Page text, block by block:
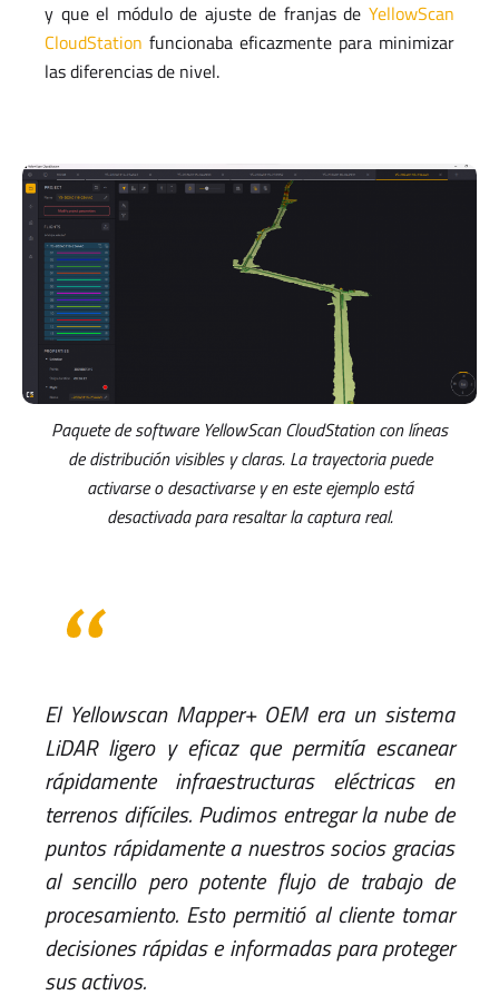
y que el módulo de ajuste de franjas de YellowScan
CloudStation funcionaba eficazmente para minimizar
las diferencias de nivel.
Paquete de software YellowScan CloudStation con líneas
de distribución visibles y claras. La trayectoria puede
activarse o desactivarse y en este ejemplo está
desactivada para resaltar la captura real.
El Yellowscan Mapper+ OEM era un sistema
LiDAR ligero y eficaz que permitía escanear
rápidamente infraestructuras eléctricas en
terrenos difíciles. Pudimos entregar la nube de
puntos rápidamente a nuestros socios gracias
al sencillo pero potente flujo de trabajo de
procesamiento. Esto permitió al cliente tomar
decisiones rápidas e informadas para proteger
sus activos.